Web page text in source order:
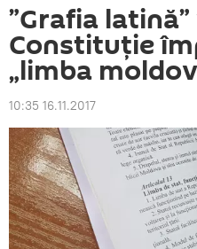
”Grafia
Constituție
„limba
10:35 16.11.2017